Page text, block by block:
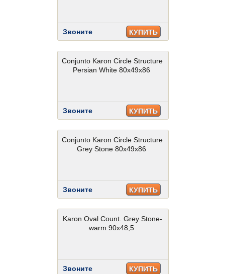
Звоните КУПИТЬ
Conjunto Karon Circle Structure
Persian White 80x49x86
Звоните КУПИТЬ
Conjunto Karon Circle Structure
Grey Stone 80x49x86
Звоните КУПИТЬ
Karon Oval Count. Grey Stone-
warm 90x48,5
Звоните КУПИТЬ